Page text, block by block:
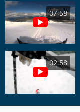
07:58
02:58